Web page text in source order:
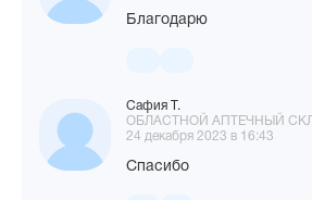
Благодарю
Сафия Т.
ОБЛАСТНОЙ АПТЕЧНЫЙ
24 декабря 2023 в 16:43
Спасибо